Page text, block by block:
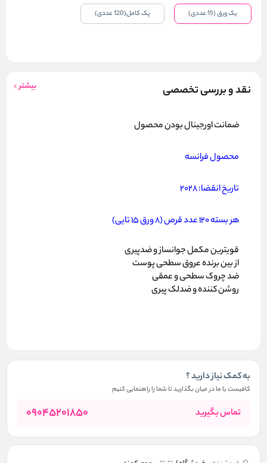
نقد و بررسی تخصصی بیشتر
ضمانت اورجینال بودن محصول
محصول فرانسه
تاریخ انقضا: 2028
هر بسته 120 عدد قرص (8 ورق 15 تایی)
قویترین مکمل جوانساز و ضدپیری
از بین برنده عروق سطحی پوست
ضد چروک سطحی و عمقی
روشن کننده و ضدلک پیری
به کمک نیاز دارید ؟
کافیست با ما در میان بگذارید تا شما را راهنمایی کنیم
تماس بگیرید 09045201850
یک ورق (15 عددی)
پک کامل(120 عددی)